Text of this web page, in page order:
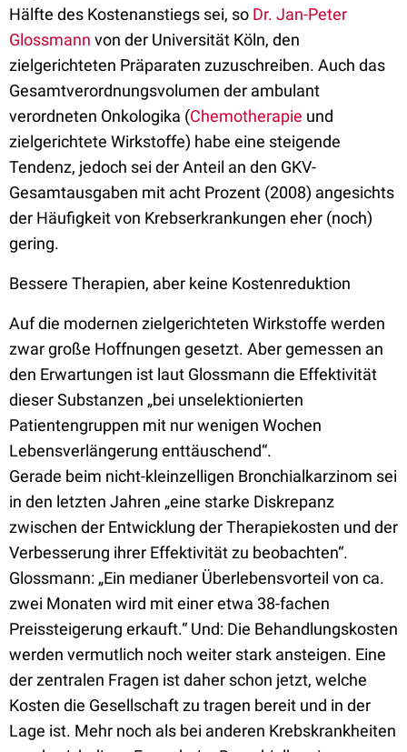
Hälfte des Kostenanstiegs sei, so Dr. Jan-Peter
Glossmann von der Universität Köln, den
zielgerichteten Präparaten zuzuschreiben. Auch das
Gesamtverordnungsvolumen der ambulant
verordneten Onkologika (Chemotherapie und
zielgerichtete Wirkstoffe) habe eine steigende
Tendenz, jedoch sei der Anteil an den GKV-
Gesamtausgaben mit acht Prozent (2008) angesichts
der Häufigkeit von Krebserkrankungen eher (noch)
gering.
Bessere Therapien, aber keine Kostenreduktion
Auf die modernen zielgerichteten Wirkstoffe werden
zwar große Hoffnungen gesetzt. Aber gemessen an
den Erwartungen ist laut Glossmann die Effektivität
dieser Substanzen „bei unselektionierten
Patientengruppen mit nur wenigen Wochen
Lebensverlängerung enttäuschend“.
Gerade beim nicht-kleinzelligen Bronchialkarzinom sei
in den letzten Jahren „eine starke Diskrepanz
zwischen der Entwicklung der Therapiekosten und der
Verbesserung ihrer Effektivität zu beobachten“.
Glossmann: „Ein medianer Überlebensvorteil von ca.
zwei Monaten wird mit einer etwa 38-fachen
Preissteigerung erkauft.“ Und: Die Behandlungskosten
werden vermutlich noch weiter stark ansteigen. Eine
der zentralen Fragen ist daher schon jetzt, welche
Kosten die Gesellschaft zu tragen bereit und in der
Lage ist. Mehr noch als bei anderen Krebskrankheiten